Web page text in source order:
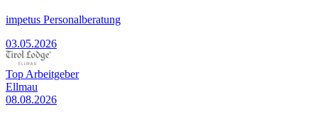
impetus Personalberatung
03.05.2026
Top Arbeitgeber
Ellmau
08.08.2026